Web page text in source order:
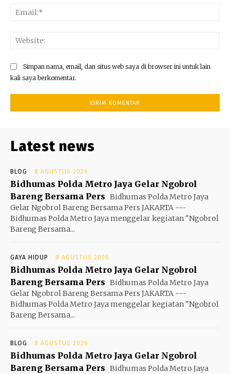
Simpan nama, email, dan situs web saya di browser ini untuk lain
kali saya berkomentar.
Latest news
BLOG 8 AGUSTUS 2026
Bidhumas Polda Metro Jaya Gelar Ngobrol
Bareng Bersama Pers Bidhumas Polda Metro Jaya
Gelar Ngobrol Bareng Bersama Pers JAKARTA ---
Bidhumas Polda Metro Jaya menggelar kegiatan "Ngobrol
Bareng Bersama...
GAYA HIDUP 8 AGUSTUS 2026
Bidhumas Polda Metro Jaya Gelar Ngobrol
Bareng Bersama Pers Bidhumas Polda Metro Jaya
Gelar Ngobrol Bareng Bersama Pers JAKARTA ---
Bidhumas Polda Metro Jaya menggelar kegiatan "Ngobrol
Bareng Bersama...
BLOG 8 AGUSTUS 2026
Bidhumas Polda Metro Jaya Gelar Ngobrol
Bareng Bersama Pers Bidhumas Polda Metro Jaya